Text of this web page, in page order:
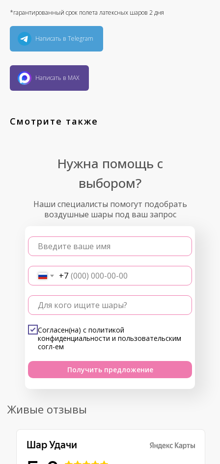
*гарантированный срок полета латексных шаров 2 дня
Написать в Telegram
Написать в MAX
Смотрите также
Наши специалисты помогут подобрать
воздушные шары под ваш запрос
Введите ваше имя
+7
Для кого ищите шары?
Согласен(на) с политикой
конфиденциальности и пользовательским
согл-ем
Получить предложение
Нужна помощь с
выбором?
Живые отзывы